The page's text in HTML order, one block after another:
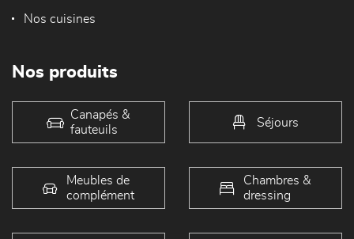
Nos cuisines
Nos produits
Canapés &
fauteuils
Séjours
Meubles de
complément
Chambres &
dressing